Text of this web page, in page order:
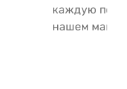
каждую
нашем